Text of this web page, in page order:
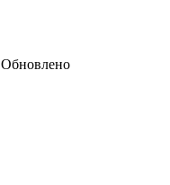
Обновлено